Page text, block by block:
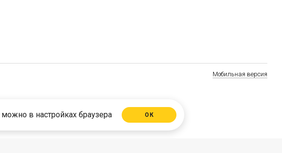
Мобильная версия
в настройках браузера ОК